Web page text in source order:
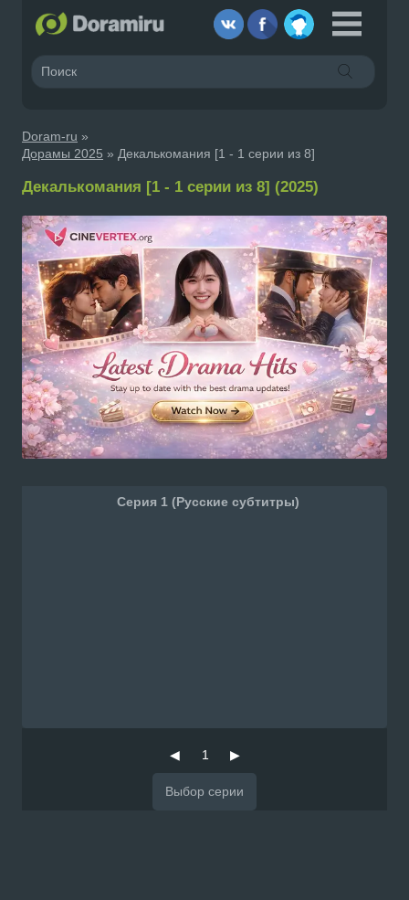
Doram-ru »
Дорамы 2025 » Декалькомания [1 - 1 серии из 8]
Декалькомания [1 - 1 серии из 8] (2025)
Серия 1 (Русские субтитры)
◀ 1 ▶